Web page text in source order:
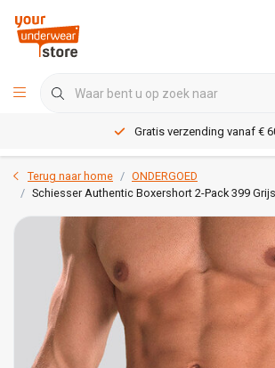
Gratis verzending vanaf €
Terug naar home
ONDERGOED
Schiesser Authentic Boxershort 2-Pack 399 Grijs